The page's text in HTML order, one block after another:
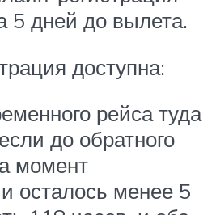
5 дней до вылета.
доступна:
рейса туда
до обратного
момент
осталось менее 5